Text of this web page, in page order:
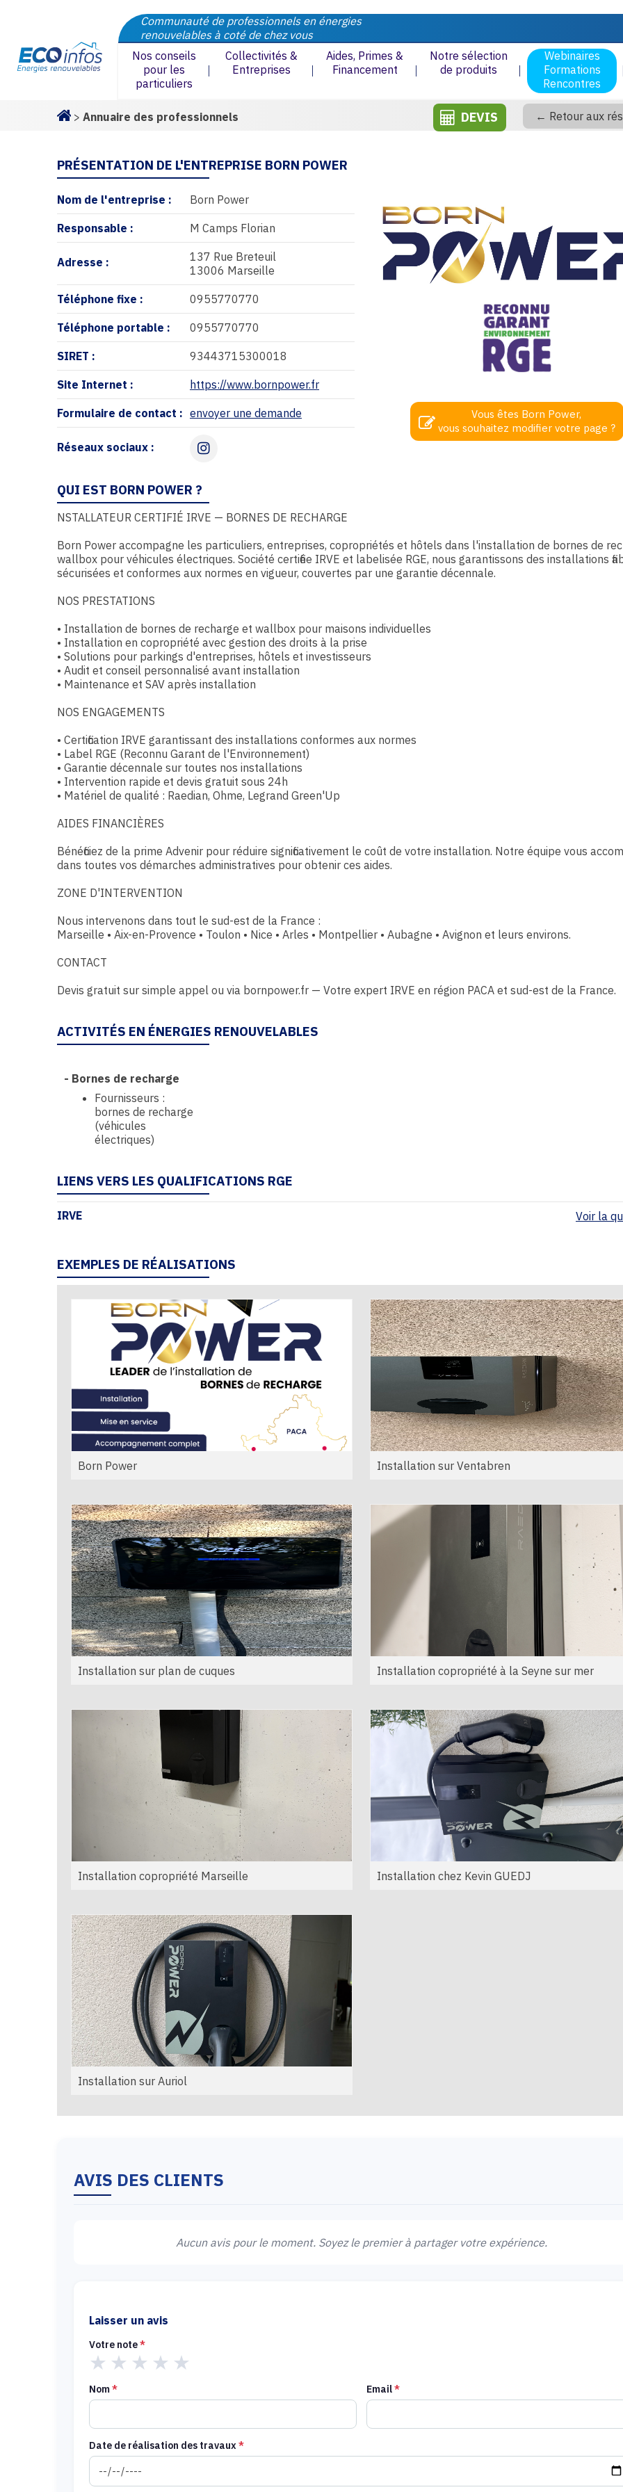
Communauté de professionnels en énergies
renouvelables à coté de chez vous
Nos conseils
pour les
particuliers
Collectivités &
Entreprises
Aides, Primes &
Financement
Notre sélection
de produits
Webinaires
Formations
Rencontres
> Annuaire des professionnels DEVIS ← Retour aux
PRÉSENTATION DE L'ENTREPRISE BORN POWER
Nom de l'entreprise : Born Power
Responsable : M Camps Florian
Adresse :
137 Rue Breteuil
13006 Marseille
Téléphone fixe : 0955770770
Téléphone portable : 0955770770
SIRET : 93443715300018
Site Internet : https://www.bornpower.fr
Formulaire de contact : envoyer une demande
Réseaux sociaux : Instagram
Vous êtes Born Power,
vous souhaitez modifier votre page ?
QUI EST BORN POWER ?
NSTALLATEUR CERTIFIÉ IRVE — BORNES DE RECHARGE
Born Power accompagne les particuliers, entreprises, copropriétés et hôtels dans l'installation de bornes de
wallbox pour véhicules électriques. Société certifiée IRVE et labelisée RGE, nous garantissons des installations
sécurisées et conformes aux normes en vigueur, couvertes par une garantie décennale.
NOS PRESTATIONS
• Installation de bornes de recharge et wallbox pour maisons individuelles
• Installation en copropriété avec gestion des droits à la prise
• Solutions pour parkings d'entreprises, hôtels et investisseurs
• Audit et conseil personnalisé avant installation
• Maintenance et SAV après installation
NOS ENGAGEMENTS
• Certification IRVE garantissant des installations conformes aux normes
• Label RGE (Reconnu Garant de l'Environnement)
• Garantie décennale sur toutes nos installations
• Intervention rapide et devis gratuit sous 24h
• Matériel de qualité : Raedian, Ohme, Legrand Green'Up
AIDES FINANCIÈRES
Bénéficiez de la prime Advenir pour réduire significativement le coût de votre installation. Notre équipe vous
dans toutes vos démarches administratives pour obtenir ces aides.
ZONE D'INTERVENTION
Nous intervenons dans tout le sud-est de la France :
Marseille • Aix-en-Provence • Toulon • Nice • Arles • Montpellier • Aubagne • Avignon et leurs environs.
CONTACT
Devis gratuit sur simple appel ou via bornpower.fr — Votre expert IRVE en région PACA et sud-est de la France.
ACTIVITÉS EN ÉNERGIES RENOUVELABLES
- Bornes de recharge
Fournisseurs :
bornes de recharge
(véhicules
électriques)
LIENS VERS LES QUALIFICATIONS RGE
IRVE Voir la
EXEMPLES DE RÉALISATIONS
Born Power Installation sur Ventabren
Installation sur plan de cuques Installation copropriété à la Seyne sur mer
Installation copropriété Marseille Installation chez Kevin GUEDJ
Installation sur Auriol
AVIS DES CLIENTS
Aucun avis pour le moment. Soyez le premier à partager votre expérience.
Laisser un avis
Votre note*
★ ★ ★ ★ ★
Nom* Email*
Date de réalisation des travaux *